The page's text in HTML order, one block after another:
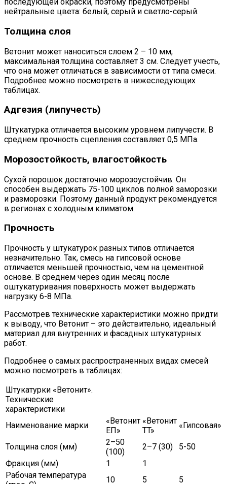
нейтральные цвета: белый, серый и светло-серый.
Толщина слоя
Ветонит может наноситься слоем 2 – 10 мм,
максимальная толщина составляет 3 см. Следует учесть,
что она может отличаться в зависимости от типа смеси.
Подробнее можно посмотреть в нижеследующих
таблицах.
Адгезия (липучесть)
Штукатурка отличается высоким уровнем липучести. В
среднем прочность сцепления составляет 0,5 МПа.
Морозостойкость, влагостойкость
Сухой порошок достаточно морозоустойчив. Он
способен выдержать 75-100 циклов полной заморозки
и разморозки. Поэтому данный продукт рекомендуется
в регионах с холодным климатом.
Прочность
Прочность у штукатурок разных типов отличается
незначительно. Так, смесь на гипсовой основе
отличается меньшей прочностью, чем на цементной
основе. В среднем через один месяц после
оштукатуривания поверхность может выдержать
нагрузку 6-8 МПа.
Рассмотрев технические характеристики можно придти
к выводу, что Ветонит – это действительно, идеальный
материал для внутренних и фасадных штукатурных
работ.
Подробнее о самых распространенных видах смесей
можно посмотреть в таблицах:
Штукатурки «Ветонит».
Технические
характеристики
Наименование марки
«Ветонит
ЕП»
«Ветонит
TT»
«Гипсовая»
Толщина слоя (мм)
2–50
(100)
2–7 (30)
5-50
Фракция (мм)
1
1
Рабочая температура
10 5
5